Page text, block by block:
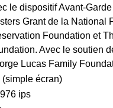
le dispositif Avant-Garde
Grant de la National
Foundation et
Avec le soutien
Lucas Family
(simple écran)
ips